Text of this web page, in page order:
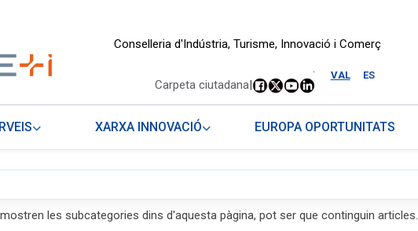
Conselleria d'Indústria, Turisme, Innovació i Comerç
VAL ES
.
Carpeta ciutadana|
XARXA INNOVACIÓ EUROPA OPORTUNITATS
les subcategories dins d'aquesta pàgina, pot ser que continguin articles.